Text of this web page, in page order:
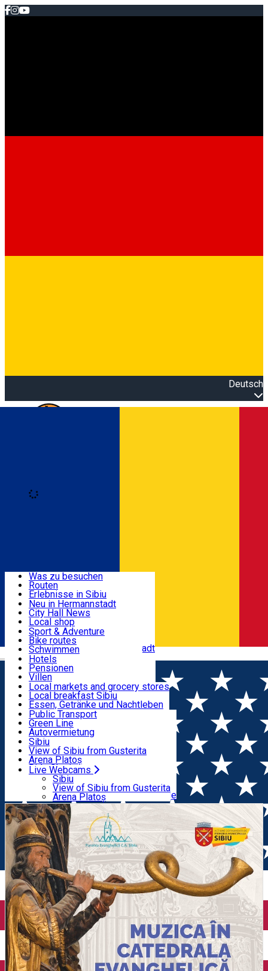
Deutsch
Română
Nützliche informationen
Aktivitäten & Abenteuer
Unterkunft
Essen, Getränke & Nachtleben
Transport & Parken
Live Webcams
Was zu besuchen
Routen
Erlebnisse in Sibiu
Podcast
Kultur
Museen
Kirchen
Parks, Zoo
Im Umkreis von Hermannstadt
Neu in Hermannstadt
City Hall News
Local shop
Sibiu Handwerker
Sibiul Verde
Public services
Bildung
Wie komme ich nach Sibiu?
Touristeninfo
Reiseführer
Guided tours
Local publication
Schönheitssalon
Sport & Adventure
Bike routes
Schwimmen
Reiten
Fitnessstudio
Loc de joacă indoor
Loc de joacă outdoor
Ski
Eislaufen
Yoga
Hotels
Pensionen
Villen
Hostels
Motels
Camping
Zimmer zu vermieten
Wohnungen
Unterkunft außerhalb von Sibiu
Local markets and grocery stores
Local breakfast Sibiu
Essen, Getränke und Nachtleben
Pizza
Fast Food
Kaffeestube
Konditorei
Pub, Bar
Nachtclubs
Bäckerei
Public Transport
Green Line
Autovermietung
Fahrad verleih
Scooter rentals
Taxi
Ride Sharing
Park-Tickets
Parkplätze
Ladestationen für Elektrofahrzeuge
Sibiu
View of Sibiu from Gusterita
Arena Platoș
Live Webcams
Sibiu
View of Sibiu from Gusterita
Arena Platoș
Home Klassische Musik
Mittagsmusik / Muzica da
Amiaza / Noon Music